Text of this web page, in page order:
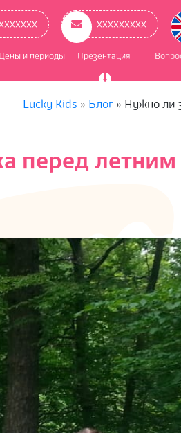
ххххххххх
Цены и периоды Презентация
Lucky Kids » Блог» Нужно ли
перед летним